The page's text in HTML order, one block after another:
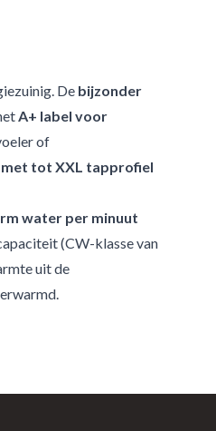
De bijzonder
A+ label voor
of
met tot XXL tapprofiel
water per minuut
(CW-klasse van
uit de